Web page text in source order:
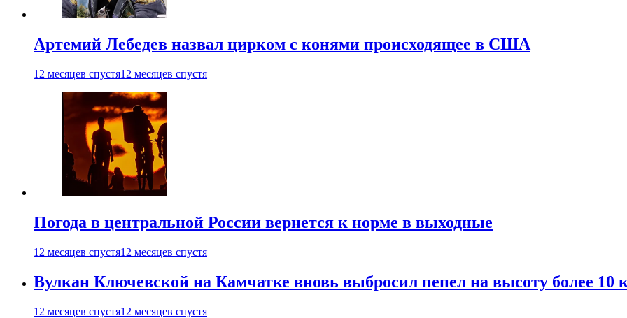
Артемий Лебедев назвал цирком с конями происходящее в США
12 месяцев спустя12 месяцев спустя
Погода в центральной России вернется к норме в выходные
12 месяцев спустя12 месяцев спустя
Вулкан Ключевской на Камчатке вновь выбросил пепел на высоту более 10
12 месяцев спустя12 месяцев спустя